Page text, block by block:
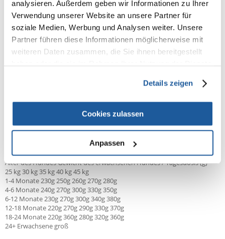
analysieren. Außerdem geben wir Informationen zu Ihrer
Verwendung unserer Website an unsere Partner für
soziale Medien, Werbung und Analysen weiter. Unsere
Partner führen diese Informationen möglicherweise mit
weiteren Daten zusammen, die Sie ihnen bereitgestellt
Details zeigen
Cookies zulassen
Anpassen
Eisen-Aminosäure-Chelat, Hydrat (E1): 80 mg, Aminosäure-Mangan-
Chelat, Hydrat (E5): 35 mg, Kaliumiodid (3b201): 0,65 mg, Kupfer-
Aminosäure-Chelat, Hydrat (E4): 15 mg, organische Form von Selen,
hergestellt von Saccharomyces cerevisiae CNCM I-3060 (3b8.10): 0,2 mg.
Enthält von der EU zugelassene Antioxidantien: Tocopherol-Extrakte
Fütterungsempfehlungen:
Alter des Hundes Gewicht des erwachsenen Hundes / Tagesdosis (g)
25 kg 30 kg 35 kg 40 kg 45 kg
1-4 Monate 230g 250g 260g 270g 280g
4-6 Monate 240g 270g 300g 330g 350g
6-12 Monate 230g 270g 300g 340g 380g
12-18 Monate 220g 270g 290g 330g 370g
18-24 Monate 220g 360g 280g 320g 360g
24+ Erwachsene groß